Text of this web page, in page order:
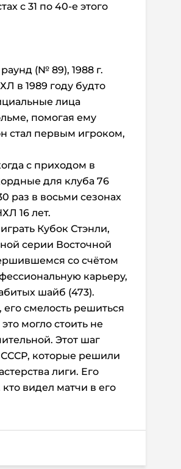
с 31 по 40-е этого
(№ 89), 1988 г.
в 1989 году будто
лица
помогая ему
стал первым игроком,
с приходом в
для клуба 76
раз в восьми сезонах
16 лет.
Кубок Стэнли,
серии Восточной
со счётом
карьеру,
шайб (473).
смелость решиться
могло стоить не
Этот шаг
которые решили
лиги. Его
видел матчи в его